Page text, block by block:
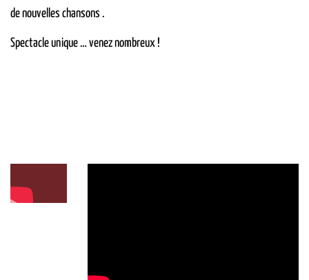
de nouvelles chansons .
Spectacle unique … venez nombreux !